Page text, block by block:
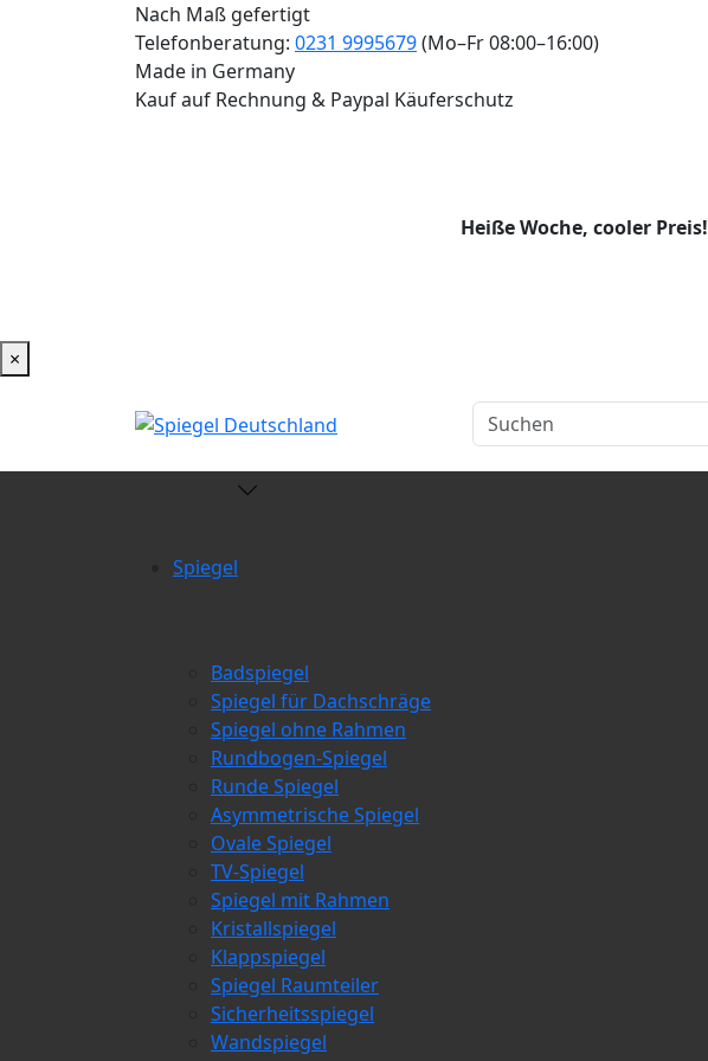
Nach Maß gefertigt
Telefonberatung: 0231 9995679(Mo–Fr 08:00–16:00)
Made in Germany
Kauf auf Rechnung & Paypal Käuferschutz
Heiße Woche, cooler Preis!
×
Spiegel
Badspiegel
Spiegel für Dachschräge
Spiegel ohne Rahmen
Rundbogen-Spiegel
Runde Spiegel
Asymmetrische Spiegel
Ovale Spiegel
TV-Spiegel
Spiegel mit Rahmen
Kristallspiegel
Klappspiegel
Spiegel Raumteiler
Sicherheitsspiegel
Wandspiegel